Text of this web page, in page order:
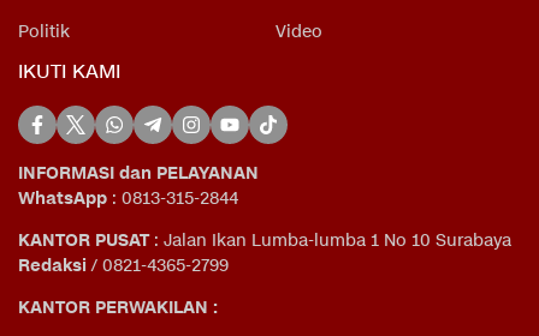
Politik
Video
IKUTI KAMI
INFORMASI dan PELAYANAN
WhatsApp : 0813-315-2844
KANTOR PUSAT: Jalan Ikan Lumba-lumba 1 No 10 Surabaya
Redaksi / 0821-4365-2799
KANTOR PERWAKILAN :